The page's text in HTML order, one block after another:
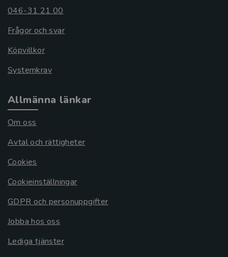
046-31 21 00
Frågor och svar
Köpvillkor
Systemkrav
Allmänna länkar
Om oss
Avtal och rättigheter
Cookies
Cookieinställningar
GDPR och personuppgifter
Jobba hos oss
Lediga tjänster